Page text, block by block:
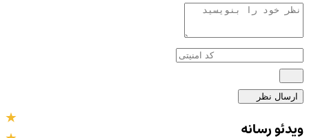
ارسال نظر
ویدئو رسانه